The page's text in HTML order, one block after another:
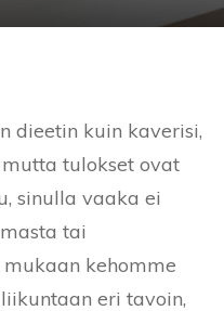
dieetin kuin kaverisi,
tulokset ovat
sinulla vaaka ei
tai
kehomme
eri tavoin,